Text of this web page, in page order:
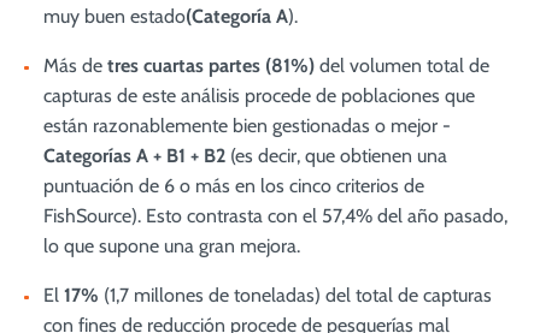
muy buen estado(Categoría A).
Más de tres cuartas partes (81%) del volumen total de
capturas de este análisis procede de poblaciones que
están razonablemente bien gestionadas o mejor -
Categorías A + B1 + B2 (es decir, que obtienen una
puntuación de 6 o más en los cinco criterios de
FishSource). Esto contrasta con el 57,4% del año pasado,
lo que supone una gran mejora.
El 17% (1,7 millones de toneladas) del total de capturas
con fines de reducción procede de pesquerías mal